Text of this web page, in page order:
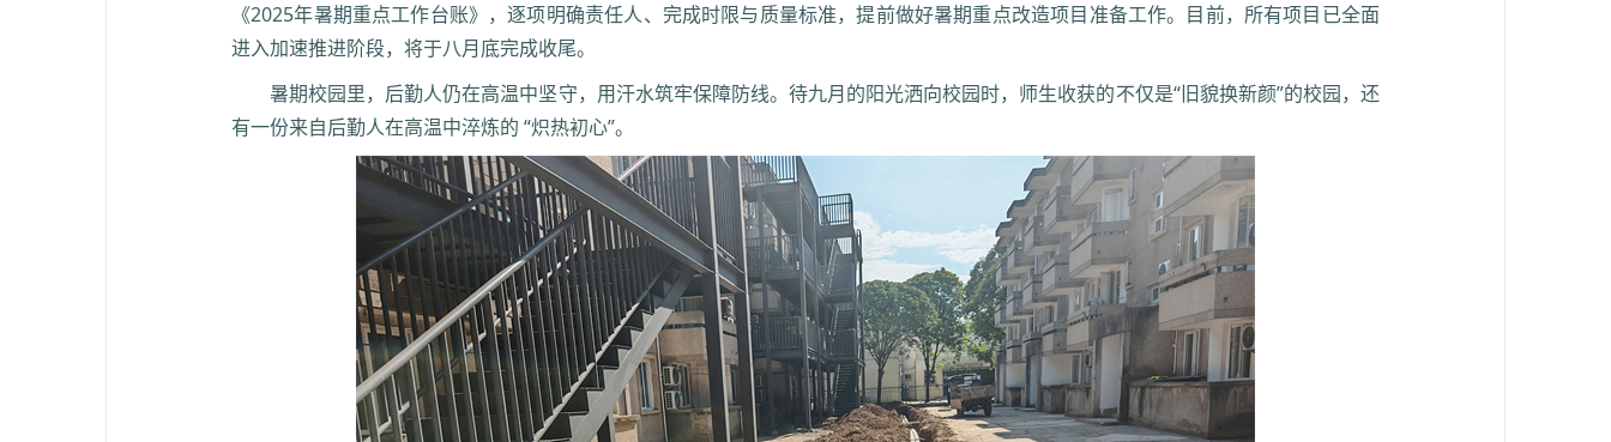
《2025年暑期重点工作台账》，逐项明确责任人、完成时限与质量标准，提前做好暑期重点改造项目准备工作。目前，所有项目已全面
进入加速推进阶段，将于八月底完成收尾。
暑期校园里，后勤人仍在高温中坚守，用汗水筑牢保障防线。待九月的阳光洒向校园时，师生收获的不仅是“旧貌换新颜”的校园，还
有一份来自后勤人在高温中淬炼的 “炽热初心”。